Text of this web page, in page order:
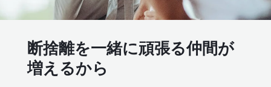
断捨離を一緒に頑張る仲間が
増えるから